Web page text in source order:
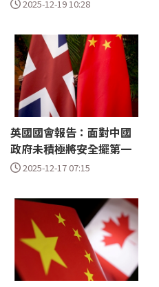
2025-12-19 10:28
英國國會報告：面對中國
政府未積極將安全擺第一
2025-12-17 07:15